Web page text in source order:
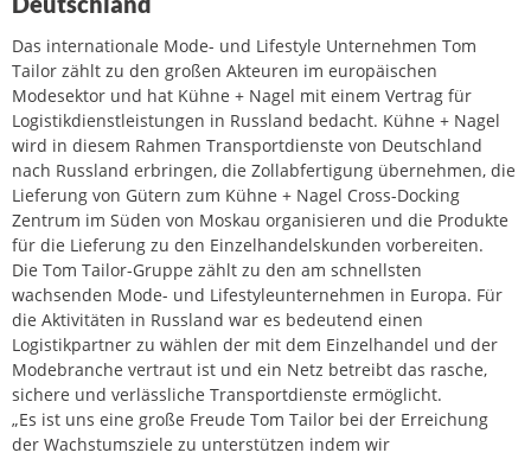
Das internationale Mode- und Lifestyle Unternehmen Tom
Tailor zählt zu den großen Akteuren im europäischen
Modesektor und hat Kühne + Nagel mit einem Vertrag für
Logistikdienstleistungen in Russland bedacht. Kühne + Nagel
wird in diesem Rahmen Transportdienste von Deutschland
nach Russland erbringen, die Zollabfertigung übernehmen, die
Lieferung von Gütern zum Kühne + Nagel Cross-Docking
Zentrum im Süden von Moskau organisieren und die Produkte
für die Lieferung zu den Einzelhandelskunden vorbereiten.
Die Tom Tailor-Gruppe zählt zu den am schnellsten
wachsenden Mode- und Lifestyleunternehmen in Europa. Für
die Aktivitäten in Russland war es bedeutend einen
Logistikpartner zu wählen der mit dem Einzelhandel und der
Modebranche vertraut ist und ein Netz betreibt das rasche,
sichere und verlässliche Transportdienste ermöglicht.
„Es ist uns eine große Freude Tom Tailor bei der Erreichung
der Wachstumsziele zu unterstützen indem wir